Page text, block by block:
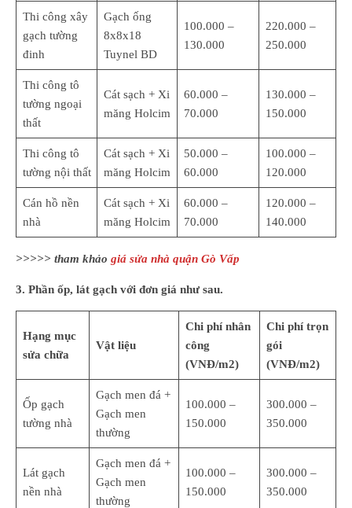
Thi công xây
gạch tường
đinh
Gạch ống
8x8x18
Tuynel BD
100.000 –
130.000
220.000 –
250.000
Thi công tô
tường ngoại
thất
Cát sạch + Xi
măng Holcim
60.000 –
70.000
130.000 –
150.000
Thi công tô
tường nội thất
Cát sạch + Xi
măng Holcim
50.000 –
60.000
100.000 –
120.000
Cán hồ nền
nhà
Cát sạch + Xi
măng Holcim
60.000 –
70.000
120.000 –
140.000
>>>>> tham khảo giá sửa nhà quận Gò Vấp
3. Phần ốp, lát gạch với đơn giá như sau.
Hạng mục
sửa chữa
Vật liệu
Chi phí nhân
công
(VNĐ/m2)
Chi phí trọn
gói
(VNĐ/m2)
Ốp gạch
tường nhà
Gạch men đá +
Gạch men
thường
100.000 –
150.000
300.000 –
350.000
Lát gạch
nền nhà
Gạch men đá +
Gạch men
thường
100.000 –
150.000
300.000 –
350.000